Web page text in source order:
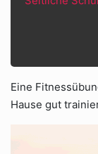
Eine
Hause gut